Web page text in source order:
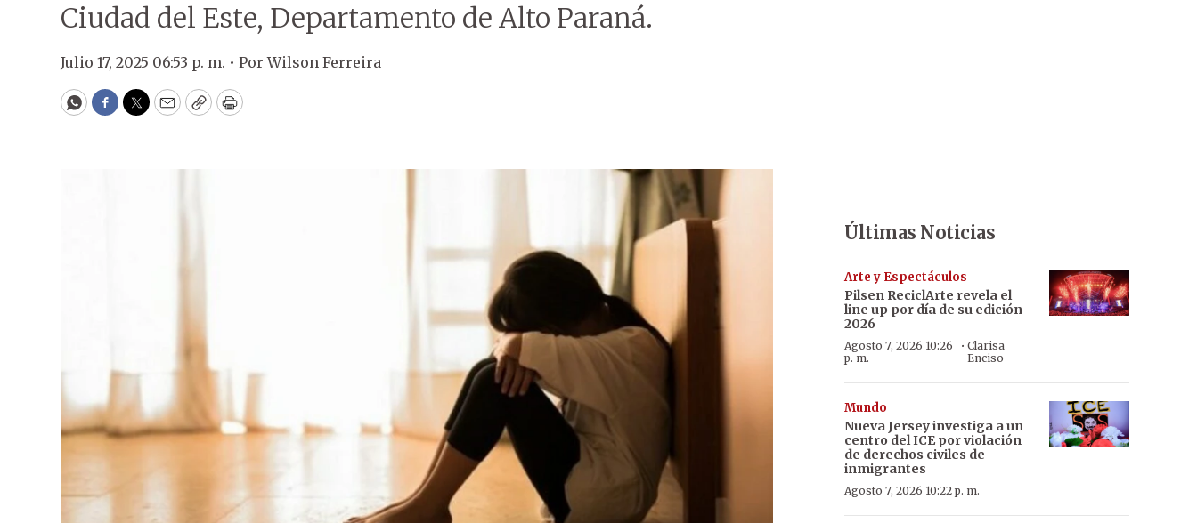
Ciudad del Este, Departamento de Alto Paraná.
Julio 17, 2025 06:53 p. m. • PorWilson Ferreira
WhatsApp
Facebook
Twitter
EmailCopyPrint
Últimas Noticias
Arte y Espectáculos
Pilsen ReciclArte revela el
line up por día de su edición
2026
Agosto 7, 2026 10:26
p. m.
·Clarisa
Enciso
Mundo
Nueva Jersey investiga a un
centro del ICE por violación
de derechos civiles de
inmigrantes
Agosto 7, 2026 10:22 p. m.